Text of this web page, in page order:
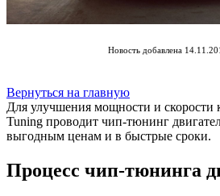
Новость добавлена
Вернуться на главную
Для улучшения мощности и скорости
Tuning проводит чип-тюнинг
выгодным ценам и в быстрые сроки.
Процесс чип-тюнинга